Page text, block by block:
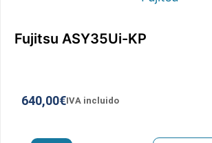
Fujitsu ASY35Ui-KP
640,00€IVA incluido